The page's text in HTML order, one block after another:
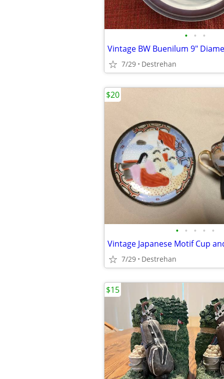
• • •
Vintage BW Buenilum 9"
7/29 Destrehan
• • • • •
Vintage Japanese Motif Cup
7/29 Destrehan
$20
$15